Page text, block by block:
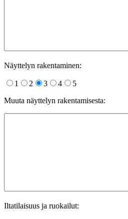
Näyttelyn rakentaminen:
1 2 3 4
5
Muuta näyttelyn rakentamisesta:
Iltatilaisuus ja ruokailut: